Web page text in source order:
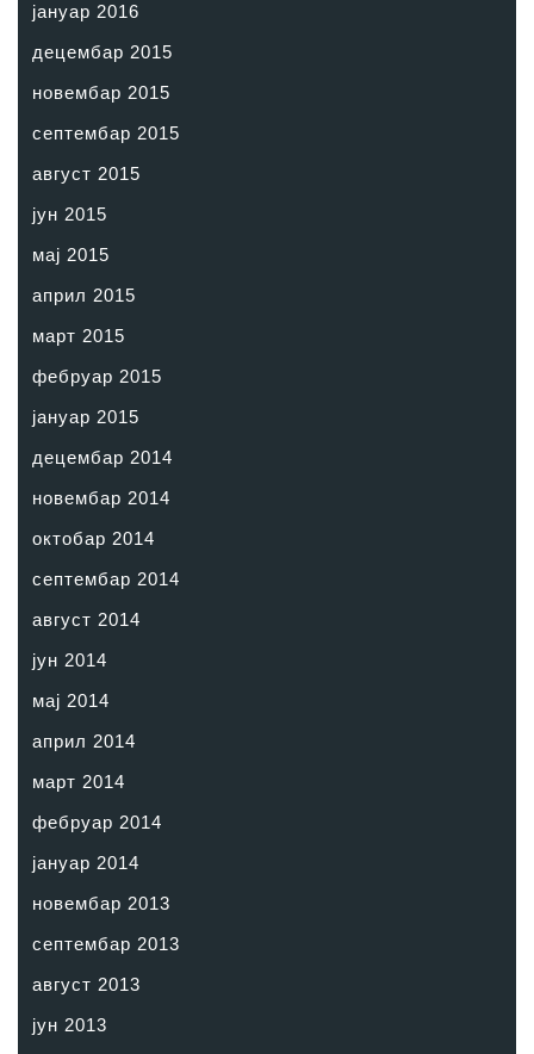
јануар 2016
децембар 2015
новембар 2015
септембар 2015
август 2015
јун 2015
мај 2015
април 2015
март 2015
фебруар 2015
јануар 2015
децембар 2014
новембар 2014
октобар 2014
септембар 2014
август 2014
јун 2014
мај 2014
април 2014
март 2014
фебруар 2014
јануар 2014
новембар 2013
септембар 2013
август 2013
јун 2013